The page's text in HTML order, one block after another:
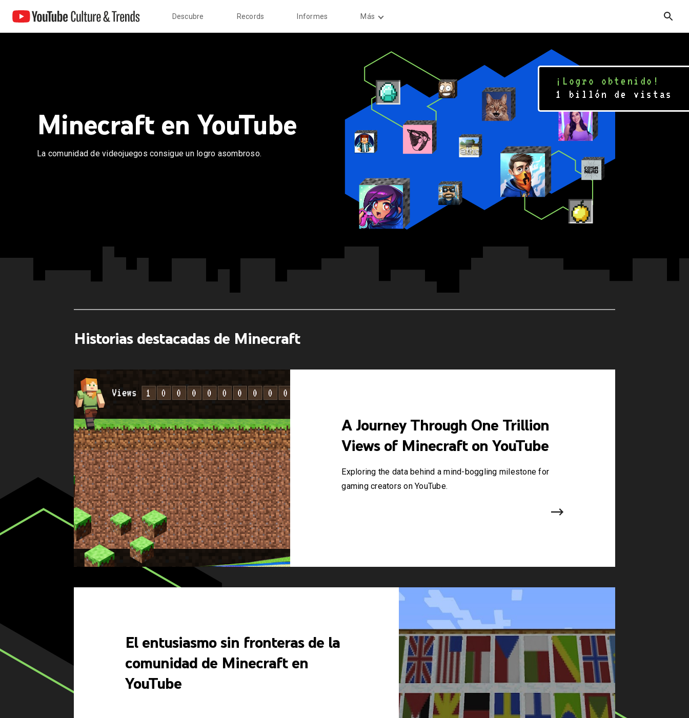
Descubre Records Informes Más
Minecraft en YouTube
La comunidad de videojuegos consigue un logro asombroso.
¡Logro obtenido!
1 billón de vistas
Historias destacadas de Minecraft
A Journey Through One Trillion
Views of Minecraft on YouTube
​​Exploring the data behind a mind-boggling milestone for
gaming creators on YouTube.
El entusiasmo sin fronteras de la
comunidad de Minecraft en
YouTube